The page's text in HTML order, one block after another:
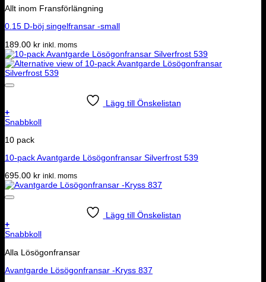
Allt inom Fransförlängning
0.15 D-böj singelfransar -small
189.00 kr inkl. moms
Lägg till Önskelistan
+
Snabbkoll
10 pack
10-pack Avantgarde Lösögonfransar Silverfrost 539
695.00 kr inkl. moms
Lägg till Önskelistan
+
Snabbkoll
Alla Lösögonfransar
Avantgarde Lösögonfransar -Kryss 837